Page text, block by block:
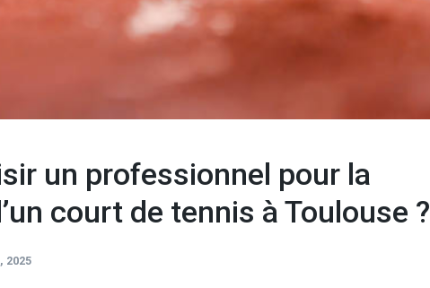
un professionnel pour la
court de tennis à Toulouse ?
2025